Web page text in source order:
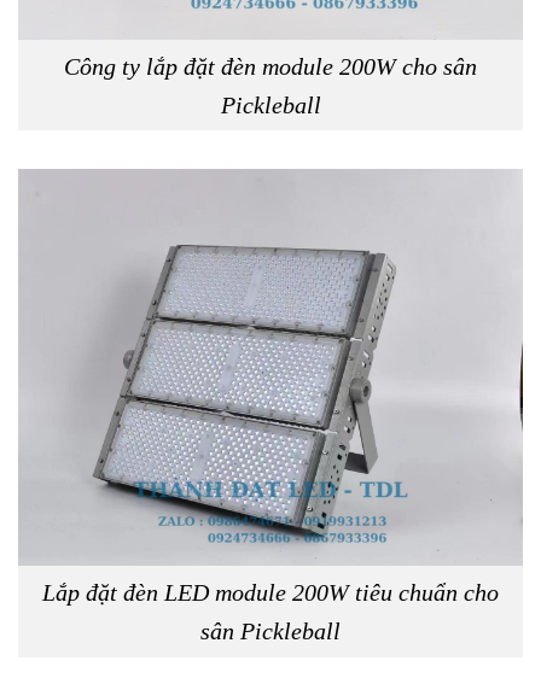
Công ty lắp đặt đèn module 200W cho sân
Pickleball
Lắp đặt đèn LED module 200W tiêu chuẩn cho
sân Pickleball